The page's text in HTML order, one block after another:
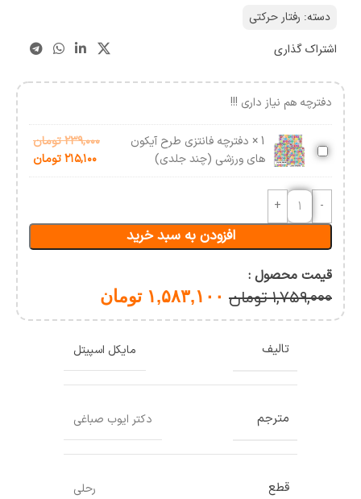
دسته: رفتار حرکتی
اشتراک گذاری
دفترچه هم نیاز داری !!!
دفترچه
فانتزی
طرح
آیکون
های
جلدی)
1
× دفترچه فانتزی طرح آیکون
های ورزشی (چند جلدی)
۲۳۹,۰۰۰تومان
۲۱۵,۱۰۰تومان
افزودن به سبد خرید
قیمت محصول :
۱,۷۵۹,۰۰۰ تومان ۱,۵۸۳,۱۰۰ تومان
تالیف مایکل اسپیتل
مترجم دکتر ایوب صباغی
قطع رحلی